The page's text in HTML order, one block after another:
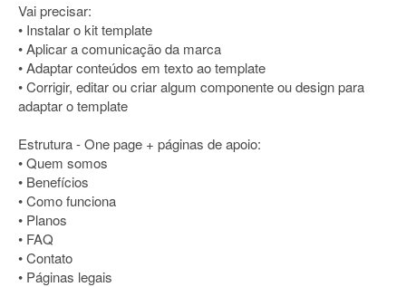
Vai precisar:
• Instalar o kit template
• Aplicar a comunicação da marca
• Adaptar conteúdos em texto ao template
• Corrigir, editar ou criar algum componente ou design para
adaptar o template
Estrutura - One page + páginas de apoio:
• Quem somos
• Benefícios
• Como funciona
• Planos
• FAQ
• Contato
• Páginas legais